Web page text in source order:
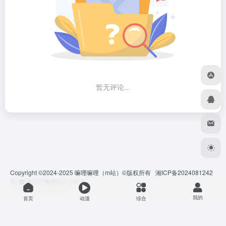
暂无评论...
Copyright ©2024-2025 嘛哩嘛哩 （m站）©版权所有 湘ICP备2024081242
本站已勉强运行 天
首页 动漫 综合 我的